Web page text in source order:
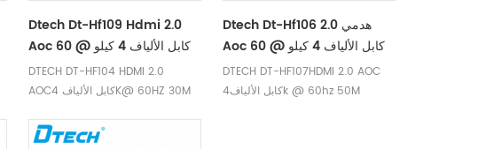
Dtech Dt-Hf109 Hdmi 2.0
Aoc كابل الألياف 4 كيلو @ 60
هرتز 61 متر
DTECH DT-HF104 HDMI 2.0
AOCكابل الألياف 4K@ 60HZ 30M
Dtech Dt-Hf106 هدمي 2.0
Aoc كابل الألياف 4 كيلو @ 60
هرتز 46 متر
DTECH DT-HF107HDMI 2.0 AOC
كابل الألياف4k @ 60hz 50M